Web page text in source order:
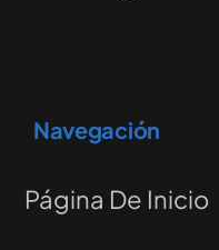
Navegación
Página De Inicio